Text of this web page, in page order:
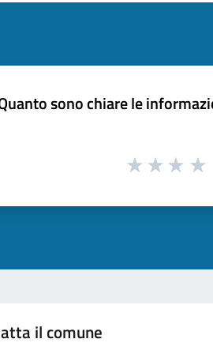
sono chiare le
il comune